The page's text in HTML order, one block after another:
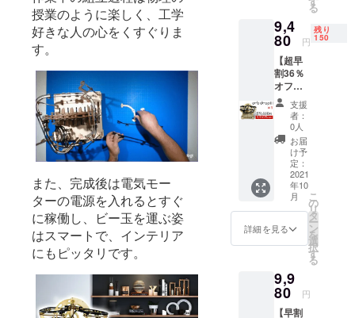
授業のように楽しく、工学
好きな人の心をくすぐりま
す。
また、完成後は電気モー
ターの電源を入れるとすぐ
に稼働し、ビー玉を運ぶ姿
はスマートで、インテリア
にもピッタリです。
ている製品
です。
そして、皆
様のオンラ
イン生活に
安心、安全
と豊かさを
お届けでき
るものであ
ると信じて
のご支援を
力に変え、
より役に立
販売価
格
￥14,98
0の
40％OF
F］
★【超
超早
割】
￥8,980
(税込) --
-----------
--- 一般
販売予
定価格
【￥14,
980】
【数量
限定
40%OF
る
9,4
80 円
残り
150
【超早
割36％
オフ】
ピタゴ
ラコー
スター
Ord
DropIII
× 1個 ピ
タゴラ
コース
ター
Ord
DropIII
× 1個
［一般
格
￥14,98
0の
36％OF
支援
者：
0人
お届
け予
定：
2021
年10
月
詳細を見る
こ
の
リ
タ
ー
ン
を
選
択
す
る
9,9
80 円
【早割